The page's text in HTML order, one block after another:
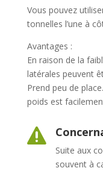
Vous pouvez
tonnelles l’une à
Avantages :
En raison de la
latérales peuvent
Prend peu de
poids est

Suite aux
souvent à